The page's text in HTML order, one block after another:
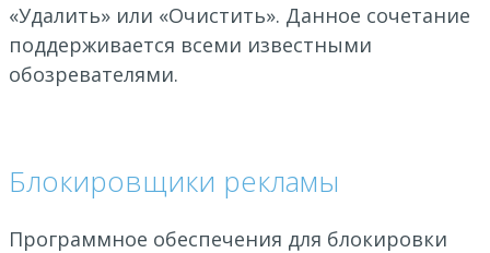
«Удалить» или «Очистить». Данное сочетание
поддерживается всеми известными
обозревателями.
Блокировщики рекламы
Программное обеспечения для блокировки